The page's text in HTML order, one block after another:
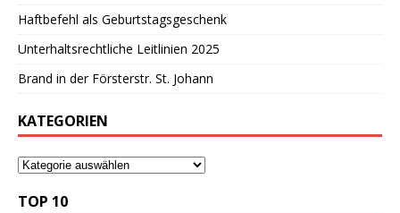
Haftbefehl als Geburtstagsgeschenk
Unterhaltsrechtliche Leitlinien 2025
Brand in der Försterstr. St. Johann
KATEGORIEN
TOP 10